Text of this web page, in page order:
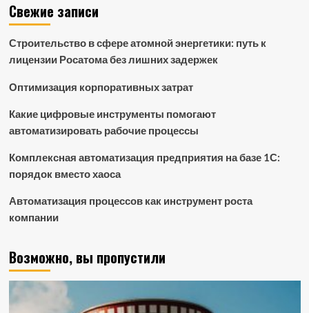
Свежие записи
Строительство в сфере атомной энергетики: путь к
лицензии Росатома без лишних задержек
Оптимизация корпоративных затрат
Какие цифровые инструменты помогают
автоматизировать рабочие процессы
Комплексная автоматизация предприятия на базе 1С:
порядок вместо хаоса
Автоматизация процессов как инструмент роста
компании
Возможно, вы пропустили